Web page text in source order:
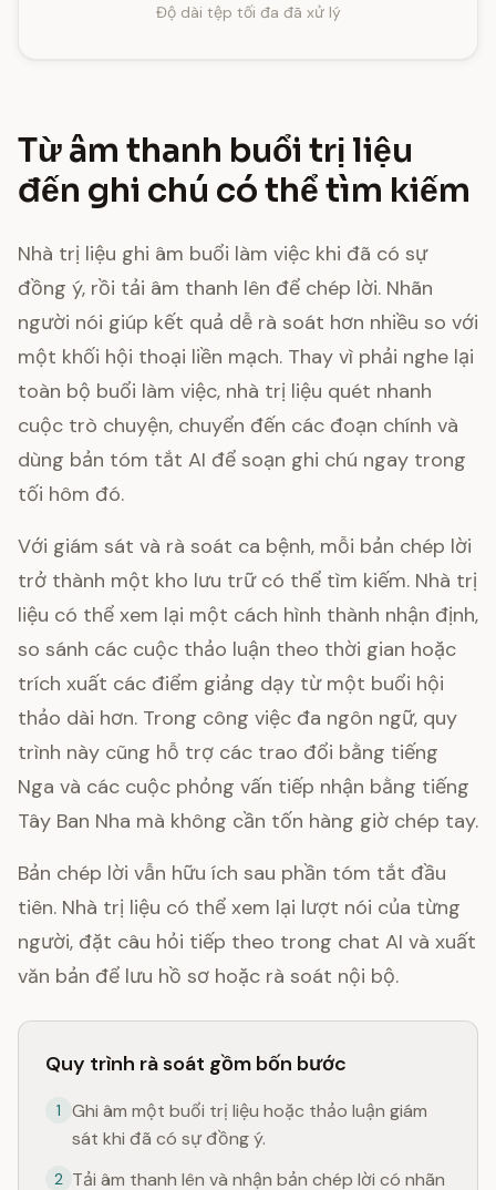
Độ dài tệp tối đa đã xử lý
Từ âm thanh buổi trị liệu
đến ghi chú có thể tìm kiếm
Nhà trị liệu ghi âm buổi làm việc khi đã có sự
đồng ý, rồi tải âm thanh lên để chép lời. Nhãn
người nói giúp kết quả dễ rà soát hơn nhiều so với
một khối hội thoại liền mạch. Thay vì phải nghe lại
toàn bộ buổi làm việc, nhà trị liệu quét nhanh
cuộc trò chuyện, chuyển đến các đoạn chính và
dùng bản tóm tắt AI để soạn ghi chú ngay trong
tối hôm đó.
Với giám sát và rà soát ca bệnh, mỗi bản chép lời
trở thành một kho lưu trữ có thể tìm kiếm. Nhà trị
liệu có thể xem lại một cách hình thành nhận định,
so sánh các cuộc thảo luận theo thời gian hoặc
trích xuất các điểm giảng dạy từ một buổi hội
thảo dài hơn. Trong công việc đa ngôn ngữ, quy
trình này cũng hỗ trợ các trao đổi bằng tiếng
Nga và các cuộc phỏng vấn tiếp nhận bằng tiếng
Tây Ban Nha mà không cần tốn hàng giờ chép tay.
Bản chép lời vẫn hữu ích sau phần tóm tắt đầu
tiên. Nhà trị liệu có thể xem lại lượt nói của từng
người, đặt câu hỏi tiếp theo trong chat AI và xuất
văn bản để lưu hồ sơ hoặc rà soát nội bộ.
Quy trình rà soát gồm bốn bước
1
Ghi âm một buổi trị liệu hoặc thảo luận giám
sát khi đã có sự đồng ý.
2 Tải âm thanh lên và nhận bản chép lời có nhãn